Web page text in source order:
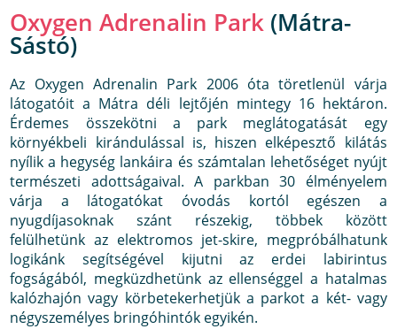
Oxygen Adrenalin Park (Mátra-
Sástó)
Az Oxygen Adrenalin Park 2006 óta töretlenül várja
látogatóit a Mátra déli lejtőjén mintegy 16 hektáron.
Érdemes összekötni a park meglátogatását egy
környékbeli kirándulással is, hiszen elképesztő kilátás
nyílik a hegység lankáira és számtalan lehetőséget nyújt
természeti adottságaival. A parkban 30 élményelem
várja a látogatókat óvodás kortól egészen a
nyugdíjasoknak szánt részekig, többek között
felülhetünk az elektromos jet-skire, megpróbálhatunk
logikánk segítségével kijutni az erdei labirintus
fogságából, megküzdhetünk az ellenséggel a hatalmas
kalózhajón vagy körbetekerhetjük a parkot a két- vagy
négyszemélyes bringóhintók egyikén.